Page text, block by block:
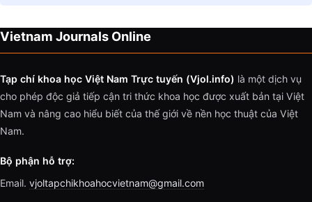
Vietnam Journals Online
Tạp chí khoa học Việt Nam Trực tuyến (Vjol.info) là một dịch vụ
cho phép độc giả tiếp cận tri thức khoa học được xuất bản tại Việt
Nam và nâng cao hiểu biết của thế giới về nền học thuật của Việt
Nam.
Bộ phận hỗ trợ:
Email. vjoltapchikhoahocvietnam@gmail.com